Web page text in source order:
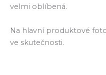
velmi oblíbená.
Na hlavní produktové
ve skutečnosti.